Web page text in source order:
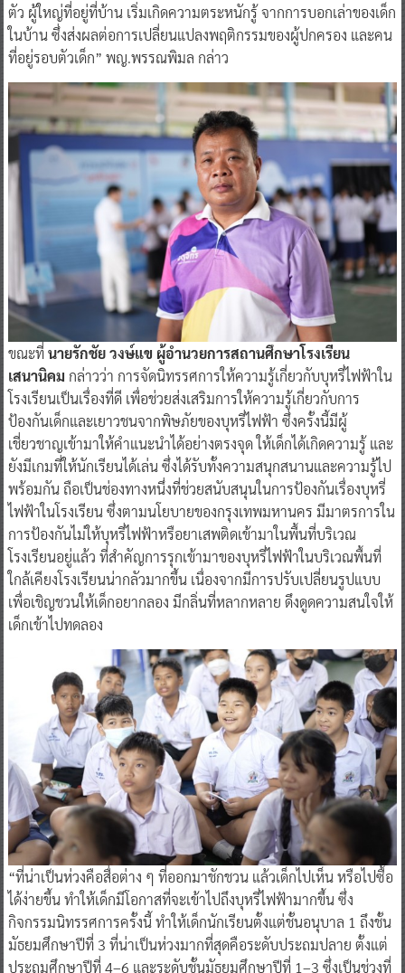
ตัว ผู้ใหญ่ที่อยู่ที่บ้าน เริ่มเกิดความตระหนักรู้ จากการบอกเล่าของเด็ก
ในบ้าน ซึ่งส่งผลต่อการเปลี่ยนแปลงพฤติกรรมของผู้ปกครอง และคน
ที่อยู่รอบตัวเด็ก” พญ.พรรณพิมล กล่าว
ขณะที่นายรักชัย วงษ์แข ผู้อำนวยการสถานศึกษาโรงเรียน
เสนานิคม กล่าวว่า การจัดนิทรรศการให้ความรู้เกี่ยวกับบุหรี่ไฟฟ้าใน
โรงเรียนเป็นเรื่องที่ดี เพื่อช่วยส่งเสริมการให้ความรู้เกี่ยวกับการ
ป้องกันเด็กและเยาวชนจากพิษภัยของบุหรี่ไฟฟ้า ซึ่งครั้งนี้มีผู้
เชี่ยวชาญเข้ามาให้คำแนะนำได้อย่างตรงจุด ให้เด็กได้เกิดความรู้ และ
ยังมีเกมที่ให้นักเรียนได้เล่น ซึ่งได้รับทั้งความสนุกสนานและความรู้ไป
พร้อมกัน ถือเป็นช่องทางหนึ่งที่ช่วยสนับสนุนในการป้องกันเรื่องบุหรี่
ไฟฟ้าในโรงเรียน ซึ่งตามนโยบายของกรุงเทพมหานคร มีมาตรการใน
การป้องกันไม่ให้บุหรี่ไฟฟ้าหรือยาเสพติดเข้ามาในพื้นที่บริเวณ
โรงเรียนอยู่แล้ว ที่สำคัญการรุกเข้ามาของบุหรี่ไฟฟ้าในบริเวณพื้นที่
ใกล้เคียงโรงเรียนน่ากลัวมากขึ้น เนื่องจากมีการปรับเปลี่ยนรูปแบบ
เพื่อเชิญชวนให้เด็กอยากลอง มีกลิ่นที่หลากหลาย ดึงดูดความสนใจให้
เด็กเข้าไปทดลอง
“ที่น่าเป็นห่วงคือสื่อต่าง ๆ ที่ออกมาชักชวน แล้วเด็กไปเห็น หรือไปซื้อ
ได้ง่ายขึ้น ทำให้เด็กมีโอกาสที่จะเข้าไปถึงบุหรี่ไฟฟ้ามากขึ้น ซึ่ง
กิจกรรมนิทรรศการครั้งนี้ ทำให้เด็กนักเรียนตั้งแต่ชั้นอนุบาล 1 ถึงชั้น
มัธยมศึกษาปีที่ 3 ที่น่าเป็นห่วงมากที่สุดคือระดับประถมปลาย ตั้งแต่
ประถมศึกษาปีที่ 4–6 และระดับชั้นมัธยมศึกษาปีที่ 1–3 ซึ่งเป็นช่วงที่